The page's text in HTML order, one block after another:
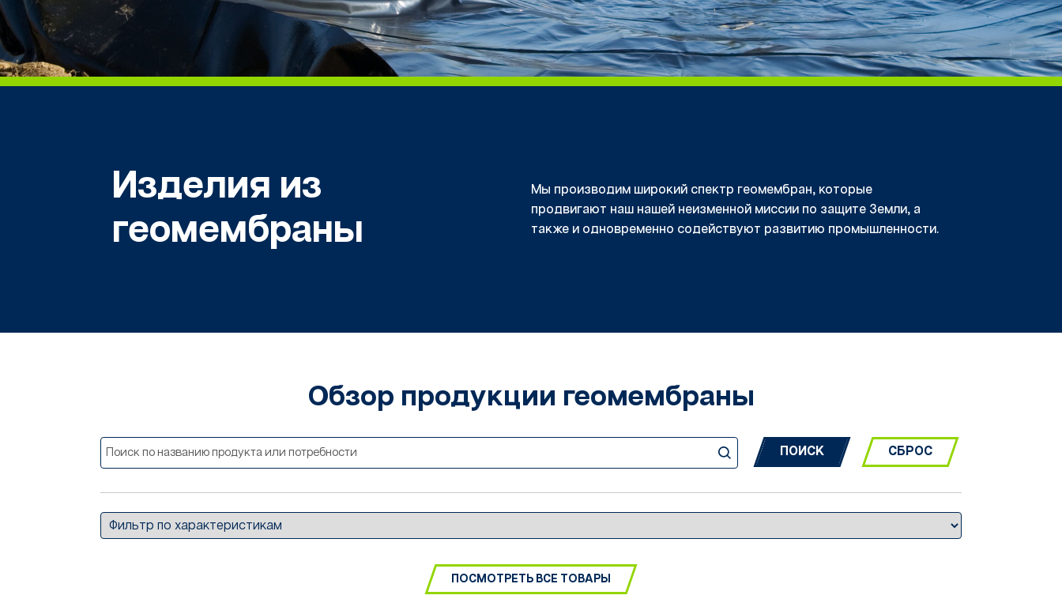
Изделия из
геомембраны
Мы производим широкий спектр геомембран, которые
продвигают наш нашей неизменной миссии по защите Земли, а
также и одновременно содействуют развитию промышленности.
Обзор продукции геомембраны
СБРОС
ПОСМОТРЕТЬ ВСЕ ТОВАРЫ